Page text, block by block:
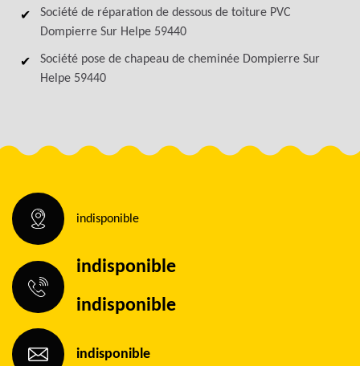
Société de réparation de dessous de toiture PVC
Dompierre Sur Helpe 59440
Société pose de chapeau de cheminée Dompierre Sur
Helpe 59440
indisponible
indisponible
indisponible
indisponible